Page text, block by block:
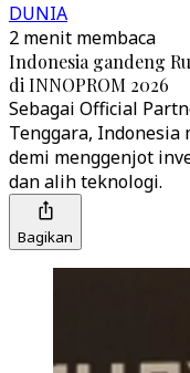
DUNIA
2 menit membaca
Indonesia gandeng
di INNOPROM 2026
Sebagai Official
Tenggara, Indonesia
demi menggenjot
dan alih teknologi.
Bagikan